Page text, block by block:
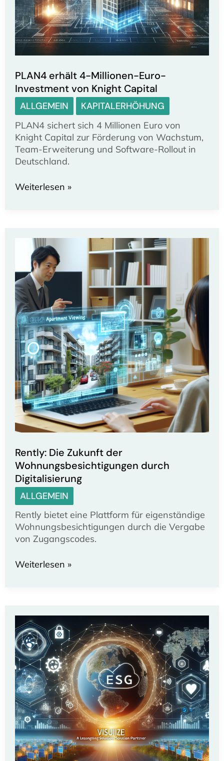
PLAN4 erhält 4-Millionen-Euro-
Investment von Knight Capital
ALLGEMEIN KAPITALERHÖHUNG
PLAN4 sichert sich 4 Millionen Euro von
Knight Capital zur Förderung von Wachstum,
Team-Erweiterung und Software-Rollout in
Deutschland.
PLAN4
Investment
Knight
Capital
Weiterlesen »
Rently: Die Zukunft der
Wohnungsbesichtigungen durch
Digitalisierung
ALLGEMEIN
Rently bietet eine Plattform für eigenständige
Wohnungsbesichtigungen durch die Vergabe
von Zugangscodes.
Rently:
durch
Digitalisierung
Weiterlesen »